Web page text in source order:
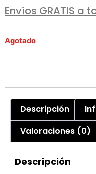
Envíos GRATIS a
Agotado
Descripción
Valoraciones (0)
Descripción